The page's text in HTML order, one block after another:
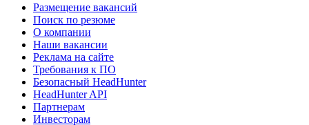
Размещение вакансий
Поиск по резюме
О компании
Наши вакансии
Реклама на сайте
Требования к ПО
Безопасный HeadHunter
HeadHunter API
Партнерам
Инвесторам